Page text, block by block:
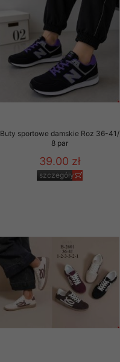
Buty sportowe damskie Roz 36-41/
8 par
39.00 zł
szczegóły